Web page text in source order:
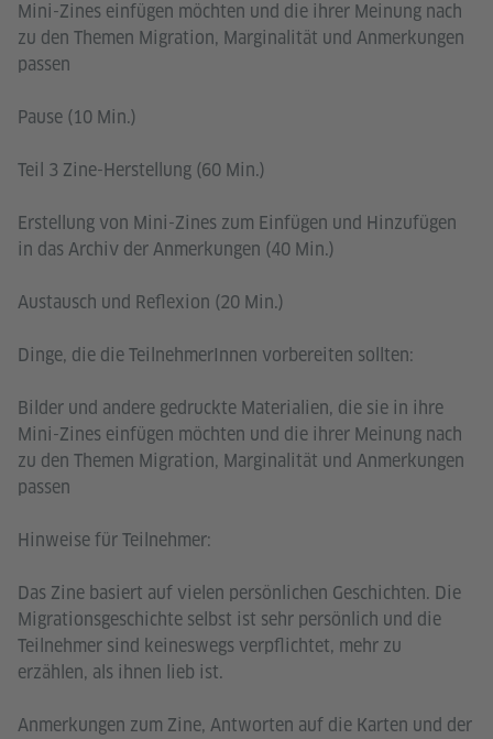
Mini-Zines einfügen möchten und die ihrer Meinung nach
zu den Themen Migration, Marginalität und Anmerkungen
passen
Pause (10 Min.)
Teil 3 Zine-Herstellung (60 Min.)
Erstellung von Mini-Zines zum Einfügen und Hinzufügen
in das Archiv der Anmerkungen (40 Min.)
Austausch und Reflexion (20 Min.)
Dinge, die die TeilnehmerInnen vorbereiten sollten:
Bilder und andere gedruckte Materialien, die sie in ihre
Mini-Zines einfügen möchten und die ihrer Meinung nach
zu den Themen Migration, Marginalität und Anmerkungen
passen
Hinweise für Teilnehmer:
Das Zine basiert auf vielen persönlichen Geschichten. Die
Migrationsgeschichte selbst ist sehr persönlich und die
Teilnehmer sind keineswegs verpflichtet, mehr zu
erzählen, als ihnen lieb ist.
Anmerkungen zum Zine, Antworten auf die Karten und der